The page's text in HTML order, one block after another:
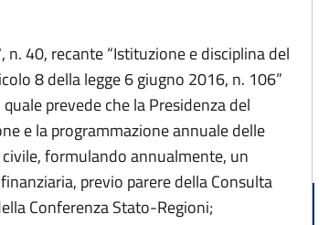
40, recante “Istituzione e disciplina del
8 della legge 6 giugno 2016, n. 106”
prevede che la Presidenza del
e la programmazione annuale delle
formulando annualmente, un
previo parere della Consulta
Conferenza Stato-Regioni;